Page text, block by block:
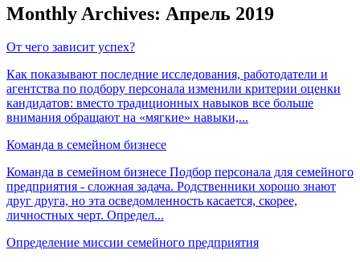
Monthly Archives: Апрель 2019
От чего зависит успех?
Как показывают последние исследования, работодатели и
агентства по подбору персонала изменили критерии оценки
кандидатов: вместо традиционных навыков все больше
внимания обращают на «мягкие» навыки,...
Команда в семейном бизнесе
Команда в семейном бизнесе Подбор персонала для семейного
предприятия - сложная задача. Родственники хорошо знают
друг друга, но эта осведомленность касается, скорее,
личностных черт. Определ...
Определение миссии семейного предприятия